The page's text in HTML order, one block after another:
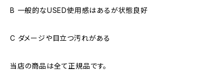
B 一般的なUSED使用感はあるが状態良好
C ダメージや目立つ汚れがある
当店の商品は全て正規品です。